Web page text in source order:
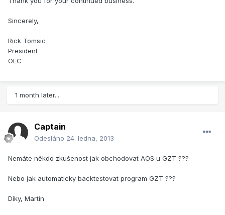
Sincerely,
Rick Tomsic
President
OEC
1 month later...
Captain
Odesláno 24. ledna, 2013
Nemáte někdo zkušenost jak obchodovat AOS u GZT ???
Nebo jak automaticky backtestovat program GZT ???
Díky, Martin